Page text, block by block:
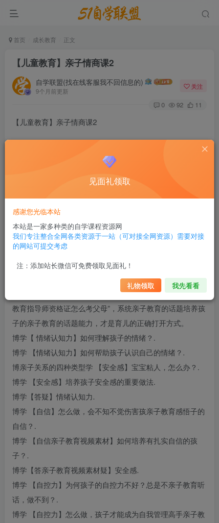
首页 成长教育 正文
【儿童教育】亲子情商课2
自学联盟(找在线客服我不回信息的)
9个月前更新
关注
0 92 11
【儿童教育】亲子情商课2
针对幼儿独创的情商教育体系，用30堂活学活用的高情商父
母课和18条黄金法则，来为爸妈提供培养高情商宝宝的完整
动正影响着孩子长大后的人际交往能力，因为你做的这些举
动跟他的亲子教育感悟
想培养孩子的高情商，爸亲子教育妈需要的是
一套完整的体系及做法。从现在起——拒绝做“救火父母”，
亲子教育感悟学会做“赋能亲子
教育指导师资格证怎么考父母”，系统亲子教育的话题培养孩
子的亲子教育的话题能力，才是育儿的正确打开方式。
博学【 情绪认知力】如何理解孩子的情绪？.
博学 【情绪认知力】如何帮助孩子认识自己的情绪？.
博亲子关系的四种类型学 【安全感】宝宝粘人，怎么办？.
博学 【安全感】培养孩子安全感的重要做法.
博学【答疑】情绪认知力.
博学 【自信】怎么做，会不知不觉伤害孩亲子教育感悟子的
自信？.
博学 【自信亲子教育视频素材】如何培养有扎实自信的孩
子？.
博学【答亲子教育视频素材疑】安全感.
博学 【自控力】为何孩子的自控力不好？总是不亲子教育听
话，做不到？.
博学 【自控力】怎么做，孩子才能成为自我管理高手亲子教
见面礼领取
感谢您光临本站
本站是一家多种类的自学课程资源网
我们专注整合全网各类资源于一站（可对接全网资源）需要对接
的网站可提交考虑
注：添加站长微信可免费领取见面礼！
礼物领取 我先看看